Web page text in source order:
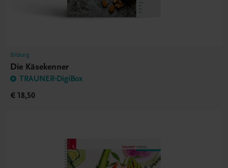
Bildung
Die Käsekenner
TRAUNER-DigiBox
€ 18,50